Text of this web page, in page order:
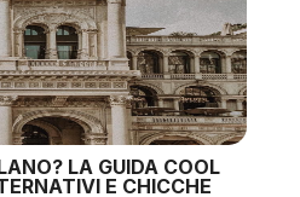
LA GUIDA COOL
E CHICCHE